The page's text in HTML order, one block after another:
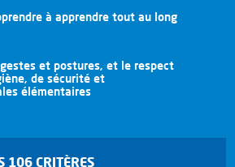
à apprendre tout au long
et postures, et le respect
de sécurité et
élémentaires
106 CRITÈRES